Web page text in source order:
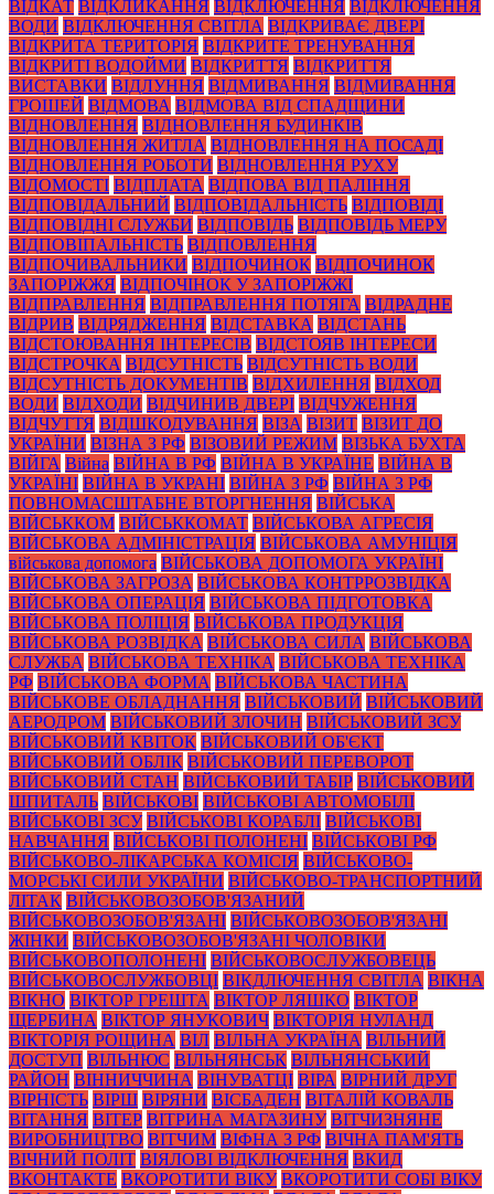
ВІДКАТ ВІДКЛИКАННЯ ВІДКЛЮЧЕННЯ ВІДКЛЮЧЕННЯ
ВОДИ ВІДКЛЮЧЕННЯ СВІТЛА ВІДКРИВАЄ ДВЕРІ
ВІДКРИТА ТЕРИТОРІЯ ВІДКРИТЕ ТРЕНУВАННЯ
ВІДКРИТІ ВОДОЙМИ ВІДКРИТТЯ ВІДКРИТТЯ
ВИСТАВКИ ВІДЛУННЯ ВІДМИВАННЯ ВІДМИВАННЯ
ГРОШЕЙ ВІДМОВА ВІДМОВА ВІД СПАДЩИНИ
ВІДНОВЛЕННЯ ВІДНОВЛЕННЯ БУДИНКІВ
ВІДНОВЛЕННЯ ЖИТЛА ВІДНОВЛЕННЯ НА ПОСАДІ
ВІДНОВЛЕННЯ РОБОТИ ВІДНОВЛЕННЯ РУХУ
ВІДОМОСТІ ВІДПЛАТА ВІДПОВА ВІД ПАЛІННЯ
ВІДПОВІДАЛЬНИЙ ВІДПОВІДАЛЬНІСТЬ ВІДПОВІДІ
ВІДПОВІДНІ СЛУЖБИ ВІДПОВІДЬ ВІДПОВІДЬ МЕРУ
ВІДПОВІПАЛЬНІСТЬ ВІДПОВЛЕННЯ
ВІДПОЧИВАЛЬНИКИ ВІДПОЧИНОК ВІДПОЧИНОК
ЗАПОРІЖЖЯ ВІДПОЧІНОК У ЗАПОРІЖЖІ
ВІДПРАВЛЕННЯ ВІДПРАВЛЕННЯ ПОТЯГА ВІДРАДНЕ
ВІДРИВ ВІДРЯДЖЕННЯ ВІДСТАВКА ВІДСТАНЬ
ВІДСТОЮВАННЯ ІНТЕРЕСІВ ВІДСТОЯВ ІНТЕРЕСИ
ВІДСТРОЧКА ВІДСУТНІСТЬ ВІДСУТНІСТЬ ВОДИ
ВІДСУТНІСТЬ ДОКУМЕНТІВ ВІДХИЛЕННЯ ВІДХОД
ВОДИ ВІДХОДИ ВІДЧИНИВ ДВЕРІ ВІДЧУЖЕННЯ
ВІДЧУТТЯ ВІДШКОДУВАННЯ ВІЗА ВІЗИТ ВІЗИТ ДО
УКРАЇНИ ВІЗНА З РФ ВІЗОВИЙ РЕЖИМ ВІЗЬКА БУХТА
ВІЙГА Війна ВІЙНА В РФ ВІЙНА В УКРАЇНЕ ВІЙНА В
УКРАЇНІ ВІЙНА В УКРАНІ ВІЙНА З РФ ВІЙНА З РФ
ПОВНОМАСШТАБНЕ ВТОРГНЕННЯ ВІЙСЬКА
ВІЙСЬККОМ ВІЙСЬККОМАТ ВІЙСЬКОВА АГРЕСІЯ
ВІЙСЬКОВА АДМІНІСТРАЦІЯ ВІЙСЬКОВА АМУНІЦІЯ
військова допомога ВІЙСЬКОВА ДОПОМОГА УКРАЇНІ
ВІЙСЬКОВА ЗАГРОЗА ВІЙСЬКОВА КОНТРРОЗВІДКА
ВІЙСЬКОВА ОПЕРАЦІЯ ВІЙСЬКОВА ПІДГОТОВКА
ВІЙСЬКОВА ПОЛІЦІЯ ВІЙСЬКОВА ПРОДУКЦІЯ
ВІЙСЬКОВА РОЗВІДКА ВІЙСЬКОВА СИЛА ВІЙСЬКОВА
СЛУЖБА ВІЙСЬКОВА ТЕХНІКА ВІЙСЬКОВА ТЕХНІКА
РФ ВІЙСЬКОВА ФОРМА ВІЙСЬКОВА ЧАСТИНА
ВІЙСЬКОВЕ ОБЛАДНАННЯ ВІЙСЬКОВИЙ ВІЙСЬКОВИЙ
АЕРОДРОМ ВІЙСЬКОВИЙ ЗЛОЧИН ВІЙСЬКОВИЙ ЗСУ
ВІЙСЬКОВИЙ КВІТОК ВІЙСЬКОВИЙ ОБ'ЄКТ
ВІЙСЬКОВИЙ ОБЛІК ВІЙСЬКОВИЙ ПЕРЕВОРОТ
ВІЙСЬКОВИЙ СТАН ВІЙСЬКОВИЙ ТАБІР ВІЙСЬКОВИЙ
ШПИТАЛЬ ВІЙСЬКОВІ ВІЙСЬКОВІ АВТОМОБІЛІ
ВІЙСЬКОВІ ЗСУ ВІЙСЬКОВІ КОРАБЛІ ВІЙСЬКОВІ
НАВЧАННЯ ВІЙСЬКОВІ ПОЛОНЕНІ ВІЙСЬКОВІ РФ
ВІЙСЬКОВО-ЛІКАРСЬКА КОМІСІЯ ВІЙСЬКОВО-
МОРСЬКІ СИЛИ УКРАЇНИ ВІЙСЬКОВО-ТРАНСПОРТНИЙ
ЛІТАК ВІЙСЬКОВОЗОБОВ'ЯЗАНИЙ
ВІЙСЬКОВОЗОБОВ'ЯЗАНІ ВІЙСЬКОВОЗОБОВ'ЯЗАНІ
ЖІНКИ ВІЙСЬКОВОЗОБОВ'ЯЗАНІ ЧОЛОВІКИ
ВІЙСЬКОВОПОЛОНЕНІ ВІЙСЬКОВОСЛУЖБОВЕЦЬ
ВІЙСЬКОВОСЛУЖБОВЦІ ВІКДЛЮЧЕННЯ СВІТЛА ВІКНА
ВІКНО ВІКТОР ГРЕШТА ВІКТОР ЛЯШКО ВІКТОР
ЩЕРБИНА ВІКТОР ЯНУКОВИЧ ВІКТОРІЯ НУЛАНД
ВІКТОРІЯ РОЩИНА ВІЛ ВІЛЬНА УКРАЇНА ВІЛЬНИЙ
ДОСТУП ВІЛЬНЮС ВІЛЬНЯНСЬК ВІЛЬНЯНСЬКИЙ
РАЙОН ВІННИЧЧИНА ВІНУВАТЦІ ВІРА ВІРНИЙ ДРУГ
ВІРНІСТЬ ВІРШ ВІРЯНИ ВІСБАДЕН ВІТАЛІЙ КОВАЛЬ
ВІТАННЯ ВІТЕР ВІТРИНА МАГАЗИНУ ВІТЧИЗНЯНЕ
ВИРОБНИЦТВО ВІТЧИМ ВІФНА З РФ ВІЧНА ПАМ'ЯТЬ
ВІЧНИЙ ПОЛІТ ВІЯЛОВІ ВІДКЛЮЧЕННЯ ВКИД
ВКОНТАКТЕ ВКОРОТИТИ ВІКУ ВКОРОТИТИ СОБІ ВІКУ